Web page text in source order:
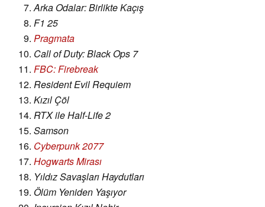
Arka Odalar: Birlikte Kaçış
F1 25
Pragmata
Call of Duty: Black Ops 7
FBC: Firebreak
Resident Evil Requiem
Kızıl Çöl
RTX ile Half-Life 2
Samson
Cyberpunk 2077
Hogwarts Mirası
Yıldız Savaşları Haydutları
Ölüm Yeniden Yaşıyor